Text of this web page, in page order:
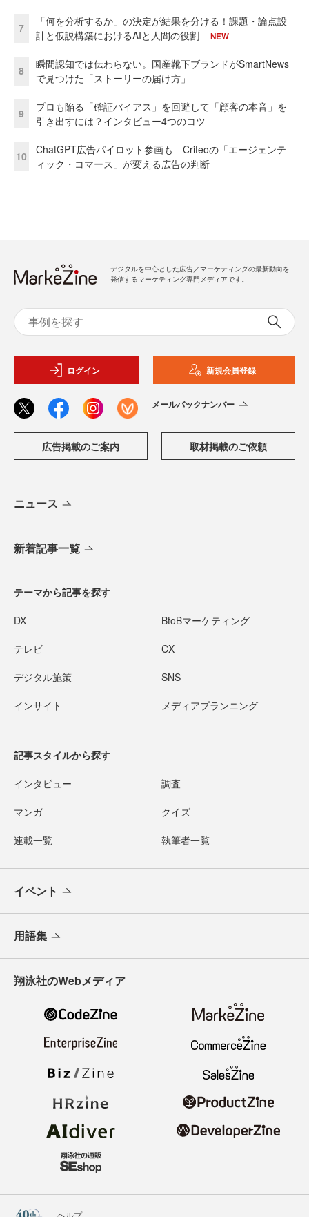
7
「何を分析するか」の決定が結果を分ける！課題・論点設
計と仮説構築におけるAIと人間の役割
NEW
8
瞬間認知では伝わらない。国産靴下ブランドがSmartNews
で見つけた「ストーリーの届け方」
9
プロも陥る「確証バイアス」を回避して「顧客の本音」を
引き出すには？インタビュー4つのコツ
10
ChatGPT広告パイロット参画も Criteoの「エージェンテ
ィック・コマース」が変える広告の判断
デジタルを中心とした広告／マーケティングの最新動向を
発信するマーケティング専門メディアです。
ログイン 新規会員登録
メールバックナンバー
広告掲載のご案内 取材掲載のご依頼
ニュース
新着記事一覧
テーマから記事を探す
DX BtoBマーケティング
テレビ CX
デジタル施策 SNS
インサイト メディアプランニング
記事スタイルから探す
インタビュー 調査
マンガ クイズ
連載一覧 執筆者一覧
イベント
用語集
翔泳社のWebメディア
ヘルプ